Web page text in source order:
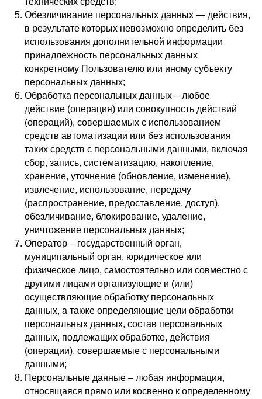
Обезличивание персональных данных — действия,
в результате которых невозможно определить без
использования дополнительной информации
принадлежность персональных данных
конкретному Пользователю или иному субъекту
персональных данных;
Обработка персональных данных – любое
действие (операция) или совокупность действий
(операций), совершаемых с использованием
средств автоматизации или без использования
таких средств с персональными данными, включая
сбор, запись, систематизацию, накопление,
хранение, уточнение (обновление, изменение),
извлечение, использование, передачу
(распространение, предоставление, доступ),
обезличивание, блокирование, удаление,
уничтожение персональных данных;
Оператор – государственный орган,
муниципальный орган, юридическое или
физическое лицо, самостоятельно или совместно с
другими лицами организующие и (или)
осуществляющие обработку персональных
данных, а также определяющие цели обработки
персональных данных, состав персональных
данных, подлежащих обработке, действия
(операции), совершаемые с персональными
данными;
Персональные данные – любая информация,
относящаяся прямо или косвенно к определенному